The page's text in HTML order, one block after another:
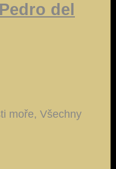
del
moře, Všechny